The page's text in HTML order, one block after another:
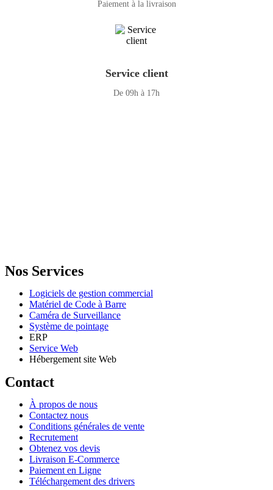
Paiement à la livraison
Service client
De 09h à 17h
Nos Services
Logiciels de gestion commercial
Matériel de Code à Barre
Caméra de Surveillance
Système de pointage
ERP
Service Web
Hébergement site Web
Contact
À propos de nous
Contactez nous
Conditions générales de vente
Recrutement
Obtenez vos devis
Livraison E-Commerce
Paiement en Ligne
Téléchargement des drivers